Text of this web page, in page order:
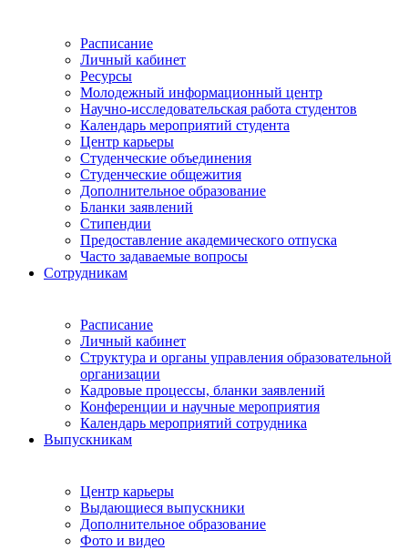
Расписание
Личный кабинет
Ресурсы
Молодежный информационный центр
Научно-исследовательская работа студентов
Календарь мероприятий студента
Центр карьеры
Студенческие объединения
Студенческие общежития
Дополнительное образование
Бланки заявлений
Стипендии
Предоставление академического отпуска
Часто задаваемые вопросы
Сотрудникам
Расписание
Личный кабинет
Структура и органы управления образовательной
организации
Кадровые процессы, бланки заявлений
Конференции и научные мероприятия
Календарь мероприятий сотрудника
Выпускникам
Центр карьеры
Выдающиеся выпускники
Дополнительное образование
Фото и видео